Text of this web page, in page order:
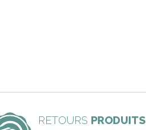
RETOURS PRODUITS